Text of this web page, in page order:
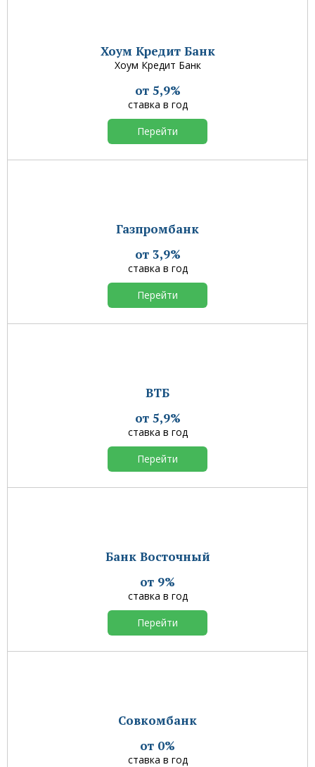
Хоум Кредит Банк
Хоум Кредит Банк
от 5,9%
ставка в год
Перейти
Газпромбанк
от 3,9%
ставка в год
Перейти
ВТБ
от 5,9%
ставка в год
Перейти
Банк Восточный
от 9%
ставка в год
Перейти
Совкомбанк
от 0%
ставка в год